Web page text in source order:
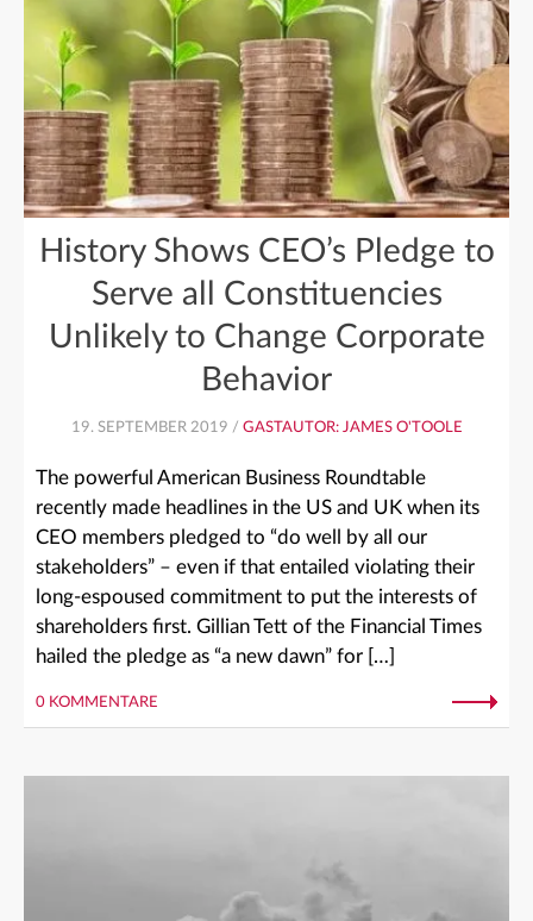
History Shows CEO’s Pledge to
Serve all Constituencies
Unlikely to Change Corporate
Behavior
19. SEPTEMBER 2019 / GASTAUTOR: JAMES O'TOOLE
The powerful American Business Roundtable
recently made headlines in the US and UK when its
CEO members pledged to “do well by all our
stakeholders” – even if that entailed violating their
long-espoused commitment to put the interests of
shareholders first. Gillian Tett of the Financial Times
hailed the pledge as “a new dawn” for […]
0 KOMMENTARE